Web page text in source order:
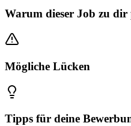
Warum dieser Job zu dir
Mögliche Lücken
Tipps für deine